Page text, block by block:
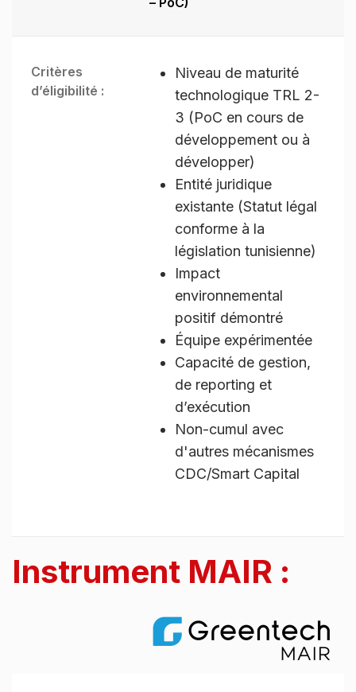
Critères
d’éligibilité :
Niveau de maturité
technologique TRL 2-
3 (PoC en cours de
développement ou à
développer)
Entité juridique
existante (Statut légal
conforme à la
législation tunisienne)
Impact
environnemental
positif démontré
Équipe expérimentée
Capacité de gestion,
de reporting et
d’exécution
Non-cumul avec
d'autres mécanismes
CDC/Smart Capital
Instrument MAIR :